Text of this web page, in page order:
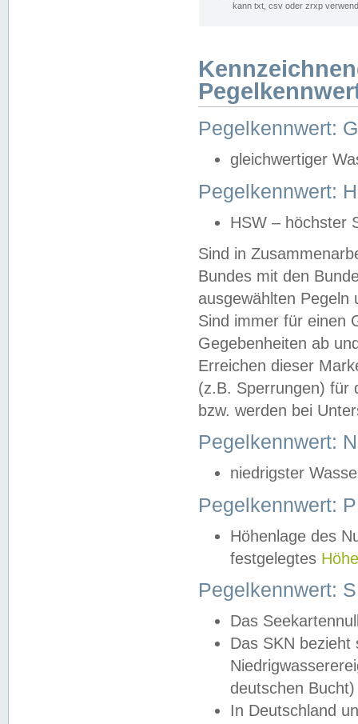
kann txt, csv oder zrxp
Pegelkennwert:
gleichwertiger
Pegelkennwert:
HSW – höchster
Sind in
Bundes mit den
ausgewählten
Sind immer für einen
Gegebenheiten ab
Erreichen dieser
(z.B. Sperrungen) für
bzw. werden bei
Pegelkennwert:
niedrigster
Pegelkennwert:
Höhenlage des
festgelegtes
Pegelkennwert:
Das
Das SKN
deutschen
In Deutschland